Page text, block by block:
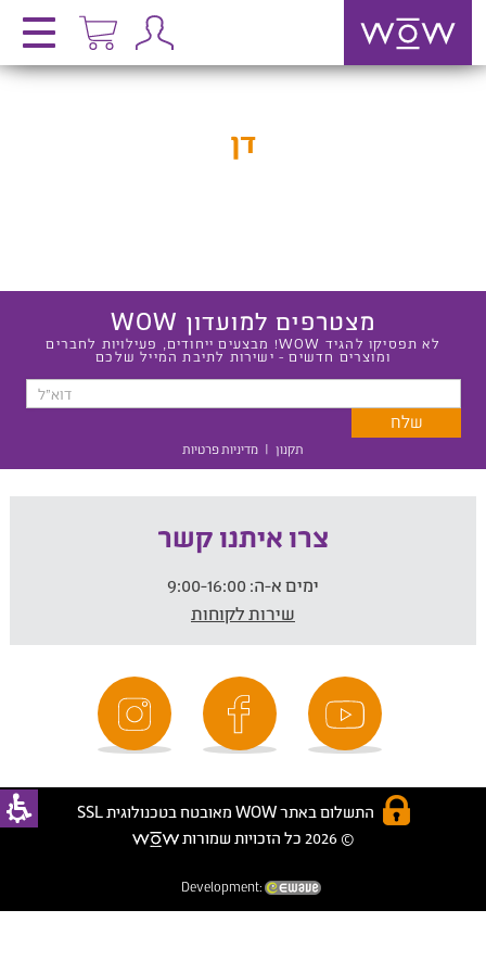
דן
מצטרפים למועדון WOW
לא תפסיקו להגיד WOW! מבצעים ייחודים, פעילויות לחברים
ומוצרים חדשים - ישירות לתיבת המייל שלכם
תקנון | מדיניות פרטיות
צרו איתנו קשר
ימים א-ה:
שירות לקוחות
התשלום באתר WOW מאובטח בטכנולוגית SSL
© 2026 כל הזכויות שמורות
Development: